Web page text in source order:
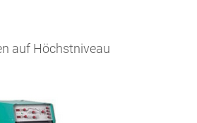
auf Höchstniveau